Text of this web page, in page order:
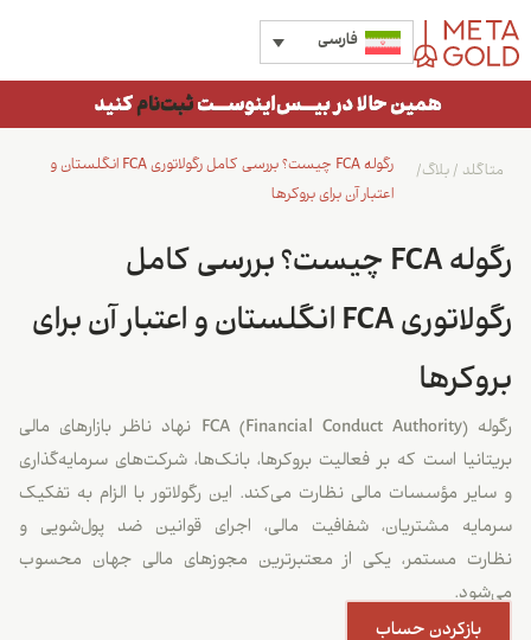
فارسی
رگوله FCA چیست؟ بررسی کامل رگولاتوری FCA انگلستان و
اعتبار آن برای بروکرها
متاگلد /بلاگ/
رگوله FCA چیست؟ بررسی کامل
رگولاتوری FCA انگلستان و اعتبار آن برای
بروکرها
رگوله FCA (Financial Conduct Authority) نهاد ناظر بازارهای مالی
بریتانیا است که بر فعالیت بروکرها، بانک‌ها، شرکت‌های سرمایه‌گذاری
و سایر مؤسسات مالی نظارت می‌کند. این رگولاتور با الزام به تفکیک
سرمایه مشتریان، شفافیت مالی، اجرای قوانین ضد پول‌شویی و
نظارت مستمر، یکی از معتبرترین مجوزهای مالی جهان محسوب
می‌شود.
بازکردن حساب